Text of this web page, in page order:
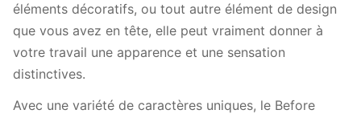
éléments décoratifs, ou tout autre élément de design
que vous avez en tête, elle peut vraiment donner à
votre travail une apparence et une sensation
distinctives.
Avec une variété de caractères uniques, le Before